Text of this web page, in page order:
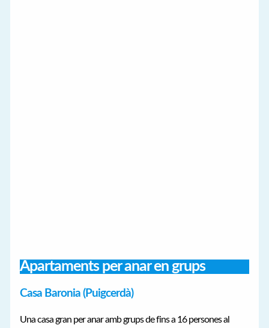
Apartaments per anar en grups
Casa Baronia (Puigcerdà)
Una casa gran per anar amb grups de fins a 16 persones al